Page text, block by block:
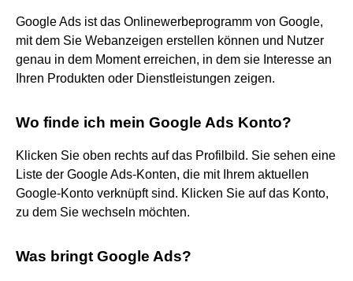
Google Ads ist das Onlinewerbeprogramm von Google,
mit dem Sie Webanzeigen erstellen können und Nutzer
genau in dem Moment erreichen, in dem sie Interesse an
Ihren Produkten oder Dienstleistungen zeigen.
Wo finde ich mein Google Ads Konto?
Klicken Sie oben rechts auf das Profilbild. Sie sehen eine
Liste der Google Ads-Konten, die mit Ihrem aktuellen
Google-Konto verknüpft sind. Klicken Sie auf das Konto,
zu dem Sie wechseln möchten.
Was bringt Google Ads?